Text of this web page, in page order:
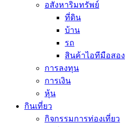
อสังหาริมทรัพย์
ที่ดิน
บ้าน
รถ
สินค้าไอทีมือสอง
การลงทุน
การเงิน
หุ้น
กินเที่ยว
กิจกรรมการท่องเที่ยว